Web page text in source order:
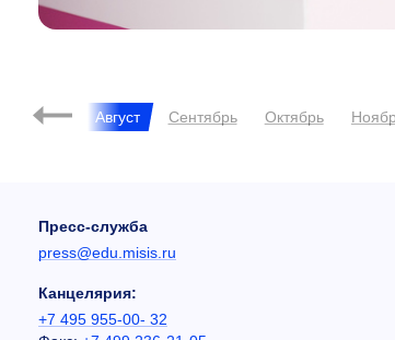
Июль Август Сентябрь Октябрь
Пресс-служба
press@edu.misis.ru
Канцелярия:
+7 495 955-00- 32